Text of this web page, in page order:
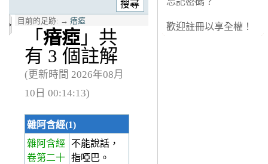
目前的足跡: → 瘖瘂
「 瘖瘂 」共
有 3 個註解
(更新時間 2026年08月
10日 00:14:13)
雜阿含經(1)
雜阿含經
卷第二十
不能說話，
指啞巴。
歡迎註冊以享全權！